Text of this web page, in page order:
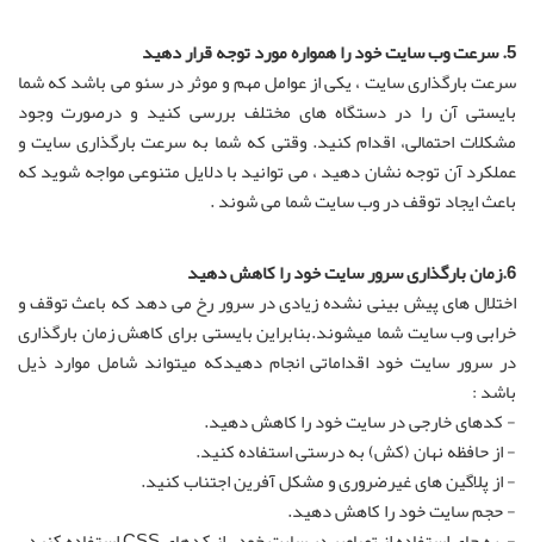
5. سرعت وب سایت خود را همواره مورد توجه قرار دهید
سرعت بارگذاری سایت ، یکی از عوامل مهم و موثر در سئو می باشد که شما
بایستی آن را در دستگاه های مختلف بررسی کنید و درصورت وجود
مشکلات احتمالی، اقدام کنید. وقتی که شما به سرعت بارگذاری سایت و
عملکرد آن توجه نشان دهید ، می توانید با دلایل متنوعی مواجه شوید که
باعث ایجاد توقف در وب سایت شما می شوند .
6.زمان بارگذاری سرور سایت خود را کاهش دهید
اختلال های پیش بینی نشده زیادی در سرور رخ می دهد که باعث توقف و
خرابی وب سایت شما میشوند.بنابراین بایستی برای کاهش زمان بارگذاری
در سرور سایت خود اقداماتی انجام دهیدکه میتواند شامل موارد ذیل
باشد :
- کدهای خارجی در سایت خود را کاهش دهید.
- از حافظه نهان (کش) به درستی استفاده کنید.
- از پلاگین های غیرضروری و مشکل آفرین اجتناب کنید.
- حجم سایت خود را کاهش دهید.